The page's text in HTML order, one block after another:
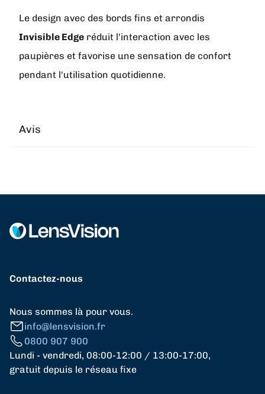
Le design avec des bords fins et arrondis
Invisible Edge réduit l'interaction avec les
paupières et favorise une sensation de confort
pendant l'utilisation quotidienne.
Avis
Contactez-nous
Nous sommes là pour vous.
info@lensvision.fr
0800 907 900
Lundi - vendredi, 08:00-12:00 / 13:00-17:00,
gratuit depuis le réseau fixe